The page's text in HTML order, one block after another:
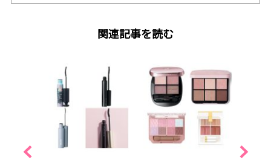
関連記事を読む